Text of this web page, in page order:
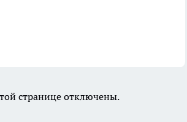
странице отключены.